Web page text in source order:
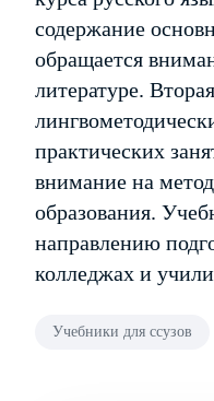
содержание
обращается
литературе.
практических
внимание на
образования.
направлению
колледжах и
Учебники для ссузов